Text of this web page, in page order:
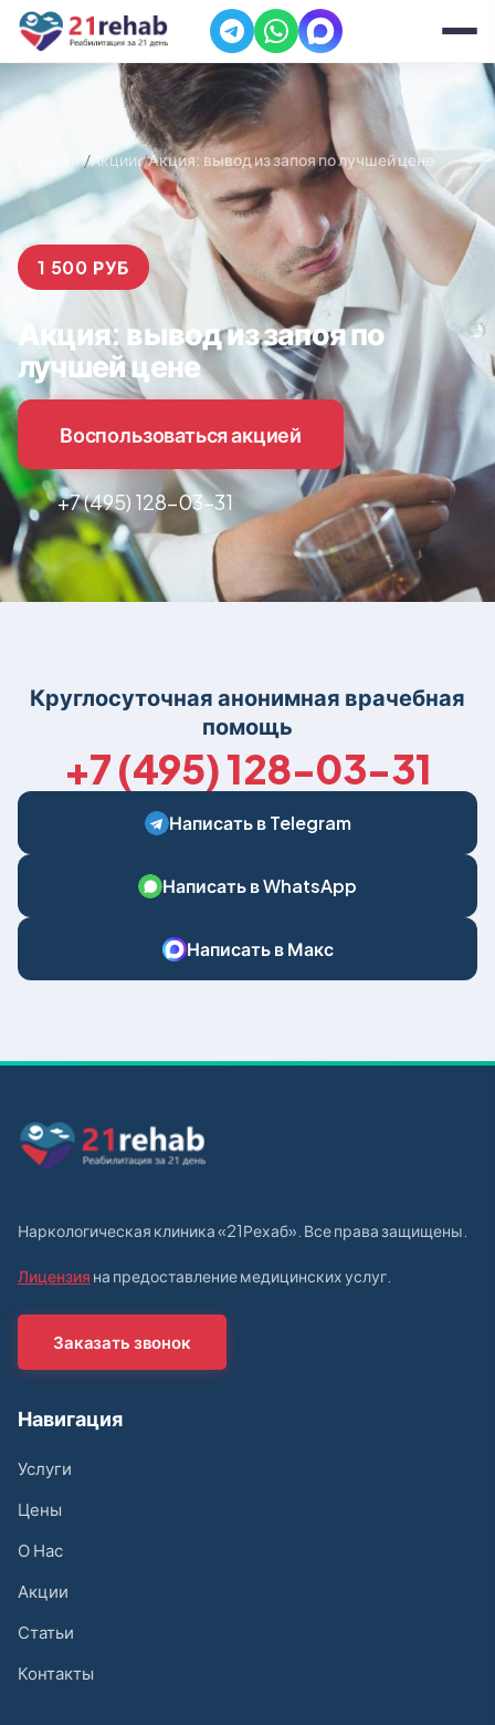
Главная Акции Акция: вывод из запоя по лучшей цене
1 500 РУБ
Акция: вывод из запоя по
лучшей цене
Воспользоваться акцией
+7 (495) 128-03-31
Круглосуточная анонимная врачебная
помощь
+7 (495) 128-03-31
Написать в Telegram
Написать в WhatsApp
Написать в Макс
Наркологическая клиника «21Рехаб». Все права защищены.
Лицензия на предоставление медицинских услуг.
Заказать звонок
Навигация
Услуги
Цены
О Нас
Акции
Статьи
Контакты